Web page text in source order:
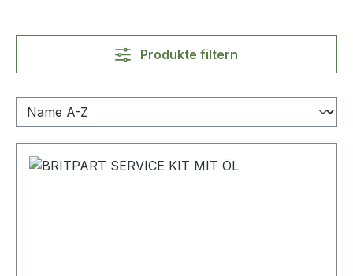
Produkte filtern